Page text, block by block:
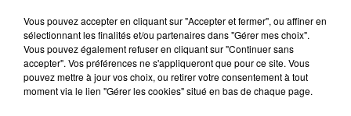
LE MAGASIN JOUÉCLUB DE REIMS FERME
SES PORTES
C'était l'une des institutions du centre-ville
rémois. Le magasin JouéClub est contraint de
fermer ses portes.
TITRES DIFFUSÉS
Vous pouvez accepter en cliquant sur "Accepter et fermer", ou affiner en
sélectionnant les finalités et/ou partenaires dans "Gérer mes choix".
Vous pouvez également refuser en cliquant sur "Continuer sans
accepter". Vos préférences ne s'appliqueront que pour ce site. Vous
pouvez mettre à jour vos choix, ou retirer votre consentement à tout
moment via le lien "Gérer les cookies" situé en bas de chaque page.